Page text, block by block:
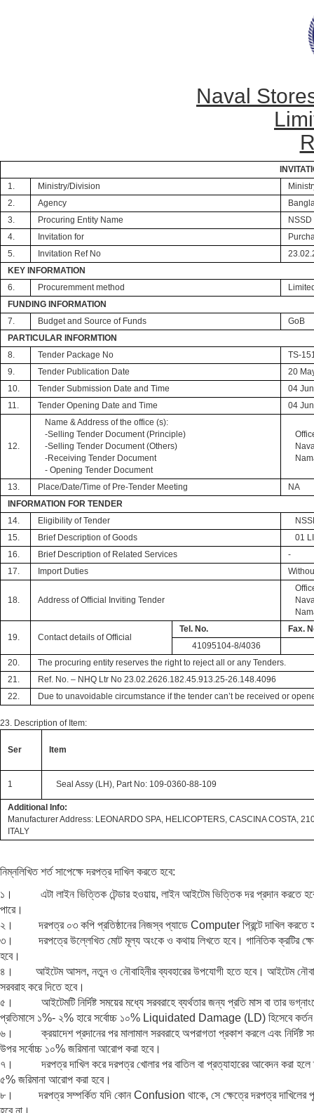
Naval
1.
Ministry/Division
2.
Agency
3.
Procuring Entity Name
4.
Invitation for
5.
Invitation Ref No
KEY INFORMATION
6.
Procuremment method
FUNDING INFORMATION
7.
Budget and Source of Funds
GoB
PARTICULAR INFORMTION
8.
Tender Package No
TS-
9.
Tender Publication Date
20
10.
Tender Submission Date and Time
04
11.
Tender Opening Date and Time 04
12.
Name & Address of the office (s):
-Selling Tender Document (Principle)
-Selling Tender Document (Others)
-Receiving Tender Document
- Opening Tender Document
13. Place/Date/Time of Pre-Tender Meeting
NA
INFORMATION FOR TENDER
14.
Eligibility of Tender
15.
Brief Description of Goods
01
16.
Brief Description of Related Services
-
17.
Import Duties
18. Address of Official Inviting Tender
19. Contact details of Official
Tel. No.
Fax.
41095104-8/4036
20.
The procuring entity reserves the right to reject all or any Tenders.
21.
Ref. No. – NHQ Ltr No 23.02.2626.182.45.913.25-26.148.4096
22.
Due to unavoidable circumstance if the tender can’t be received or
23. Description of Item:
Ser Item
1 Seal Assy (LH), Part No: 109-0360-88-109
Additional Info:
Manufacturer Address: LEONARDO SPA, HELICOPTERS, CASCINA COSTA,
ITALY
নিম্নলিখিত শর্ত সাপেক্ষে দরপত্র দাখিল করতে হবে:
১। এটা লাইন ভিত্তিক টেন্ডার হওয়ায়, লাইন আইটেম ভিত্তিক দর প্রদান করতে হবে
পারে।
২। দরপত্র ০৩ কপি প্রতিষ্ঠানের নিজস্ব প্যাডে Computer প্রিন্টে দাখিল করতে
৩। দরপত্রে উল্লেখিত মোট মূল্য অংকে ও কথায় লিখতে হবে। গানিতিক ক্রটির
হবে।
৪। আইটেম আসল, নতুন ও নৌবাহিনীর ব্যবহারের উপযোগী হতে হবে। আইটেম
সরবরাহ করে দিতে হবে।
৫। আইটেমটি নির্দিষ্ট সময়ের মধ্যে সরবরাহে ব্যর্থতার জন্য প্রতি মাস বা তার
প্রতিমাসে ১%- ২% হারে সর্বোচ্চ ১০% Liquidated Damage (LD) হিসেবে কর্তন
৬। ক্রয়াদেশ প্রদানের পর মালামাল সরবরাহে অপরাগতা প্রকাশ করলে এবং নির্দিষ্ট
উপর সর্বোচ্চ ১০% জরিমানা আরোপ করা হবে।
৭। দরপত্র দাখিল করে দরপত্র খোলার পর বাতিল বা প্রত্যাহারের আবেদন করা
৫% জরিমানা আরোপ করা হবে।
৮। দরপত্র সম্পর্কিত যদি কোন Confusion থাকে, সে ক্ষেত্রে দরপত্র দাখিলের
হবে না।